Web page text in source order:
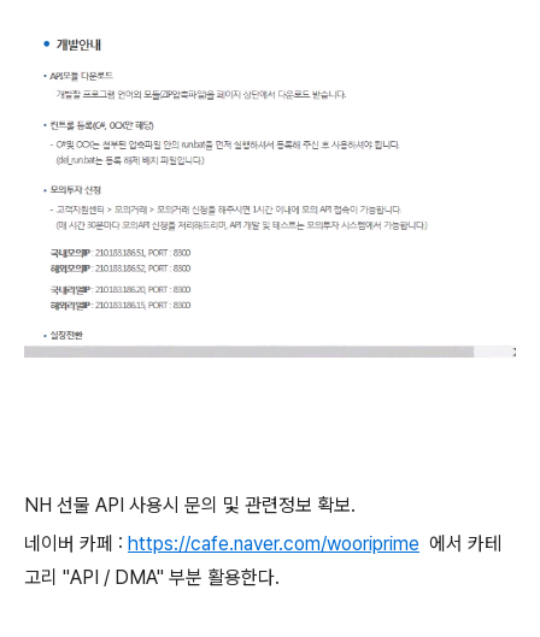
NH 선물 API 사용시 문의 및 관련정보 확보.
네이버 카페 : https://cafe.naver.com/wooriprime 에서 카테
고리 "API / DMA" 부분 활용한다.